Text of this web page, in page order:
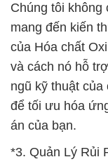
Chúng tôi không
mang đến kiến
của Hóa chất
và cách nó hỗ
ngũ kỹ thuật của
để tối ưu hóa
án của bạn.
*3. Quản Lý Rủi